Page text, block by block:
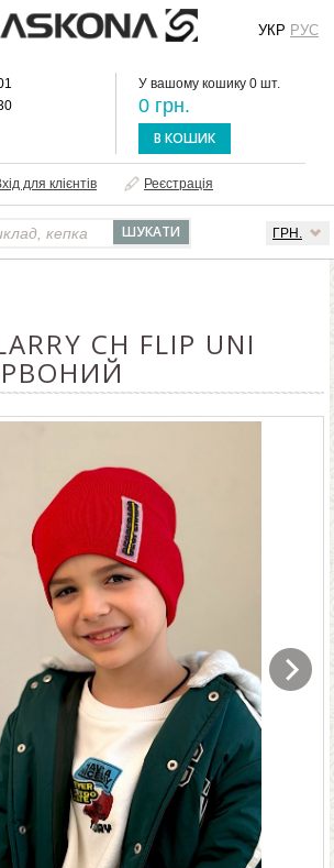
У вашому кошику 0 шт.
0 грн.
В КОШИК
для клієнтів Реєстрація
ГРН.
УКР РУС
CH FLIP UNI